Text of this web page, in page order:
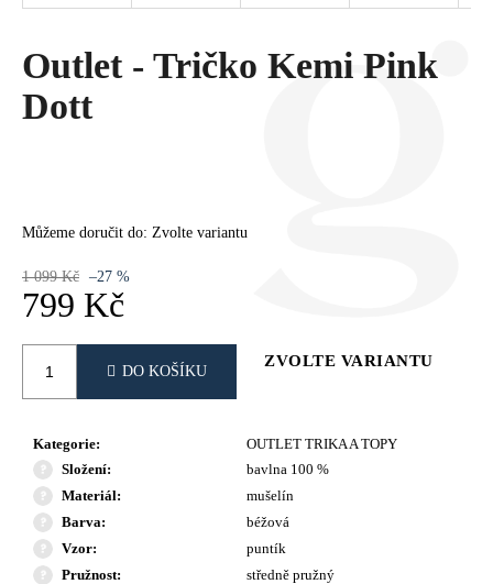
Outlet - Tričko Kemi Pink
Dott
Můžeme doručit do: Zvolte variantu
1 099 Kč –27 %
799 Kč
DO KOŠÍKU
ZVOLTE VARIANTU
Kategorie:
OUTLET TRIKA A TOPY
Složení:
bavlna 100 %
Materiál:
mušelín
Barva:
béžová
Vzor:
puntík
Pružnost:
středně pružný
J
E
M
E